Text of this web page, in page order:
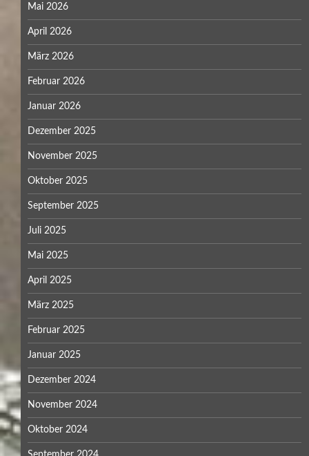
Mai 2026
April 2026
März 2026
Februar 2026
Januar 2026
Dezember 2025
November 2025
Oktober 2025
September 2025
Juli 2025
Mai 2025
April 2025
März 2025
Februar 2025
Januar 2025
Dezember 2024
November 2024
Oktober 2024